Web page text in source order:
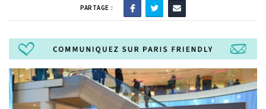
PARTAGE :